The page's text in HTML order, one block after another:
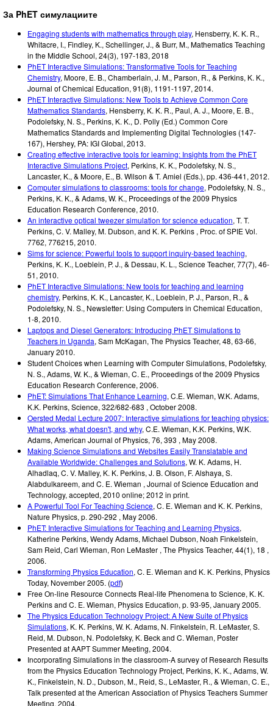
За PhET симулациите
Engaging students with mathematics through play, Hensberry, K. K. R.,
Whitacre, I., Findley, K., Schellinger, J., & Burr, M., Mathematics Teaching
in the Middle School, 24(3), 197-183, 2018
PhET Interactive Simulations: Transformative Tools for Teaching
Chemistry, Moore, E. B., Chamberlain, J. M., Parson, R., & Perkins, K. K.,
Journal of Chemical Education, 91(8), 1191-1197, 2014.
PhET Interactive Simulations: New Tools to Achieve Common Core
Mathematics Standards, Hensberry, K. K. R., Paul, A. J., Moore, E. B.,
Podolefsky, N. S., Perkins, K. K., D. Polly (Ed.) Common Core
Mathematics Standards and Implementing Digital Technologies (147-
167), Hershey, PA: IGI Global, 2013.
Creating effective interactive tools for learning: Insights from the PhET
Interactive Simulations Project, Perkins, K. K., Podolefsky, N. S.,
Lancaster, K., & Moore, E., B. Wilson & T. Amiel (Eds.), pp. 436-441, 2012.
Computer simulations to classrooms: tools for change, Podolefsky, N. S.,
Perkins, K. K., & Adams, W. K., Proceedings of the 2009 Physics
Education Research Conference, 2010.
An interactive optical tweezer simulation for science education, T. T.
Perkins, C. V. Malley, M. Dubson, and K. K. Perkins , Proc. of SPIE Vol.
7762, 776215, 2010.
Sims for science: Powerful tools to support inquiry-based teaching,
Perkins, K. K., Loeblein, P. J., & Dessau, K. L., Science Teacher, 77(7), 46-
51, 2010.
PhET Interactive Simulations: New tools for teaching and learning
chemistry, Perkins, K. K., Lancaster, K., Loeblein, P. J., Parson, R., &
Podolefsky, N. S., Newsletter: Using Computers in Chemical Education,
1-8, 2010.
Laptops and Diesel Generators: Introducing PhET Simulations to
Teachers in Uganda, Sam McKagan, The Physics Teacher, 48, 63-66,
January 2010.
Student Choices when Learning with Computer Simulations, Podolefsky,
N. S., Adams, W. K., & Wieman, C. E., Proceedings of the 2009 Physics
Education Research Conference, 2006.
PhET: Simulations That Enhance Learning, C.E. Wieman, W.K. Adams,
K.K. Perkins, Science, 322/682-683 , October 2008.
Oersted Medal Lecture 2007: Interactive simulations for teaching physics:
What works, what doesn't, and why, C.E. Wieman, K.K. Perkins, W.K.
Adams, American Journal of Physics, 76, 393 , May 2008.
Making Science Simulations and Websites Easily Translatable and
Available Worldwide: Challenges and Solutions, W. K. Adams, H.
Alhadlaq, C. V. Malley, K. K. Perkins, J. B. Olson, F. Alshaya, S.
Alabdulkareem, and C. E. Wieman , Journal of Science Education and
Technology, accepted, 2010 online; 2012 in print.
A Powerful Tool For Teaching Science, C. E. Wieman and K. K. Perkins,
Nature Physics, p. 290-292 , May 2006.
PhET: Interactive Simulations for Teaching and Learning Physics,
Katherine Perkins, Wendy Adams, Michael Dubson, Noah Finkelstein,
Sam Reid, Carl Wieman, Ron LeMaster , The Physics Teacher, 44(1), 18 ,
2006.
Transforming Physics Education, C. E. Wieman and K. K. Perkins, Physics
Today, November 2005. (pdf)
Free On-line Resource Connects Real-life Phenomena to Science, K. K.
Perkins and C. E. Wieman, Physics Education, p. 93-95, January 2005.
The Physics Education Technology Project: A New Suite of Physics
Simulations, K. K. Perkins, W. K. Adams, N. Finkelstein, R. LeMaster, S.
Reid, M. Dubson, N. Podolefsky, K. Beck and C. Wieman, Poster
Presented at AAPT Summer Meeting, 2004.
Incorporating Simulations in the classroom-A survey of Research Results
from the Physics Education Technology Project, Perkins, K. K., Adams, W.
K., Finkelstein, N. D., Dubson, M., Reid, S., LeMaster, R., & Wieman, C. E.,
Talk presented at the American Association of Physics Teachers Summer
Meeting, 2004.